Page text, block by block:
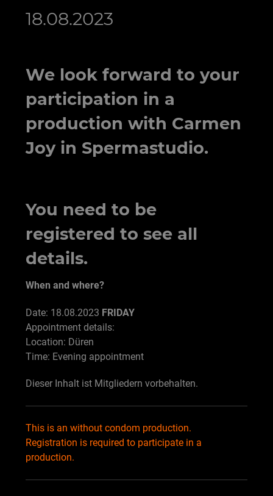
18.08.2023
We look forward to your
participation in a
production with Carmen
Joy in Spermastudio.
You need to be
registered to see all
details.
When and where?
Date: 18.08.2023 FRIDAY
Appointment details:
Location: Düren
Time: Evening appointment
Dieser Inhalt ist Mitgliedern vorbehalten.
This is an without condom production.
Registration is required to participate in a
production.